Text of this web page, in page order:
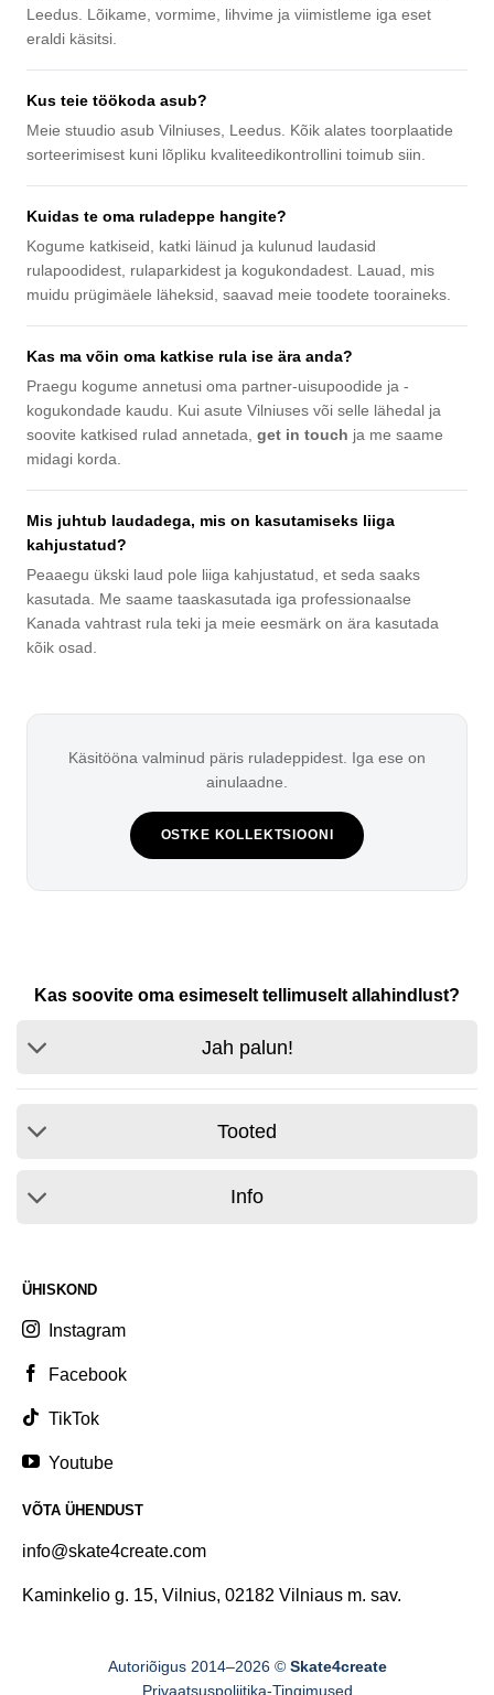
Leedus. Lõikame, vormime, lihvime ja viimistleme iga eset
eraldi käsitsi.
Kus teie töökoda asub?
Meie stuudio asub Vilniuses, Leedus. Kõik alates toorplaatide
sorteerimisest kuni lõpliku kvaliteedikontrollini toimub siin.
Kuidas te oma ruladeppe hangite?
Kogume katkiseid, katki läinud ja kulunud laudasid
rulapoodidest, rulaparkidest ja kogukondadest. Lauad, mis
muidu prügimäele läheksid, saavad meie toodete tooraineks.
Kas ma võin oma katkise rula ise ära anda?
Praegu kogume annetusi oma partner-uisupoodide ja -
kogukondade kaudu. Kui asute Vilniuses või selle lähedal ja
soovite katkised rulad annetada, get in touch ja me saame
midagi korda.
Mis juhtub laudadega, mis on kasutamiseks liiga
kahjustatud?
Peaaegu ükski laud pole liiga kahjustatud, et seda saaks
kasutada. Me saame taaskasutada iga professionaalse
Kanada vahtrast rula teki ja meie eesmärk on ära kasutada
kõik osad.
Käsitööna valminud päris ruladeppidest. Iga ese on
ainulaadne.
OSTKE KOLLEKTSIOONI
Kas soovite oma esimeselt tellimuselt allahindlust?
Jah palun!
Tooted
Info
ÜHISKOND
Instagram
Facebook
TikTok
Youtube
VÕTA ÜHENDUST
info@skate4create.com
Kaminkelio g. 15, Vilnius, 02182 Vilniaus m. sav.
Autoriõigus 2014–2026 © Skate4create
Privaatsuspoliitika-Tingimused